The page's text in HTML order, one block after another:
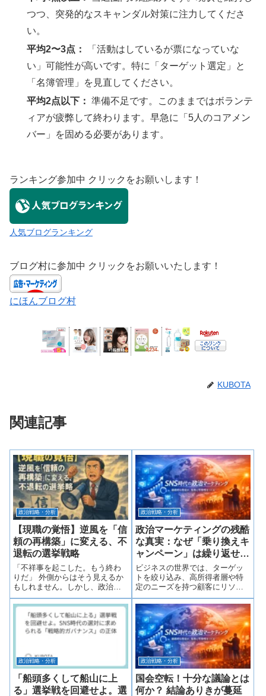
つつ、突発的なスキャンダル対策に注力してくださ
い。
平均2〜3点：
「活動はしているが票になっていな
い」可能性が高いです。特に「ターゲット選定」と
「名簿管理」を見直してください。
平均2点以下： 準備不足です。このままではボランテ
ィアが疲弊して終わります。早急に「5人のコアメン
バー」を固める必要があります。
ランキング参加中 クリックをお願いします！
人気ブログランキング
ブログ村に参加中 クリックをお願いいたします！
にほんブログ村
KUBOTA
関連記事
政治戦略・分析
【現職の覚悟】逆風を「信
頼の再構築」に変える、不
退転の選挙戦略
「不祥事を起こした。もう終わ
りだ」 外側からはそう見えるか
もしれません。しかし、政治の
現場に立つ私たちが今なすべき
ことは、うなだれることではな
く、「この街の未来を停滞させ
ない責任」を果たすことです。
批判の嵐の中で、それでも現職
政治戦略・分析
政治マーケティングの残酷
な真実：なぜ「乗り換えキ
ャンペーン」は繰り返せな
いのか
ビジネスの世界では、ターゲッ
トを絞り込み、高所得者層や特
定のニーズを持つ顧客にリソー
スを集中させることが「正解」
です。しかし、選挙という戦場
には、その合理性が通用しない
絶対的なルールが存在します。
「金持ちも貧乏人も、若者も老
人も、等しく1票...
政治戦略・分析
「船頭多くして船山に上
る」選挙戦を回避せよ。選
政治戦略・分析
国会空転！十分な議論とは
何か？ 結論ありきが蔓延